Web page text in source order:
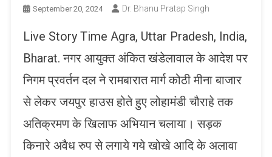
September 20, 2024 Dr. Bhanu Pratap Singh
Live Story Time Agra, Uttar Pradesh, India,
Bharat. नगर आयुक्त अंकित खंडेलावाल के आदेश पर
निगम प्रवर्तन दल ने रामबारात मार्ग कोठी मीना बाजार
से लेकर जयपुर हाउस होते हुए लोहामंडी चौराहे तक
अतिक्रमण के खिलाफ अभियान चलाया। सड़क
किनारे अवैध रुप से लगाये गये खोखे आदि के अलावा